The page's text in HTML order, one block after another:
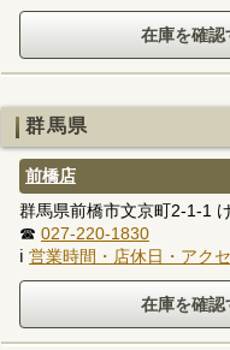
群馬県
前橋店
群馬県前橋市文京町2-1-1
☎ 027-220-1830
ℹ 営業時間・店休日・アク